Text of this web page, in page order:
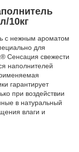
10кг
с нежным ароматом
для
Сенсация свежести
наполнителей
гарантирует
при воздействии
в натуральный
влаги и